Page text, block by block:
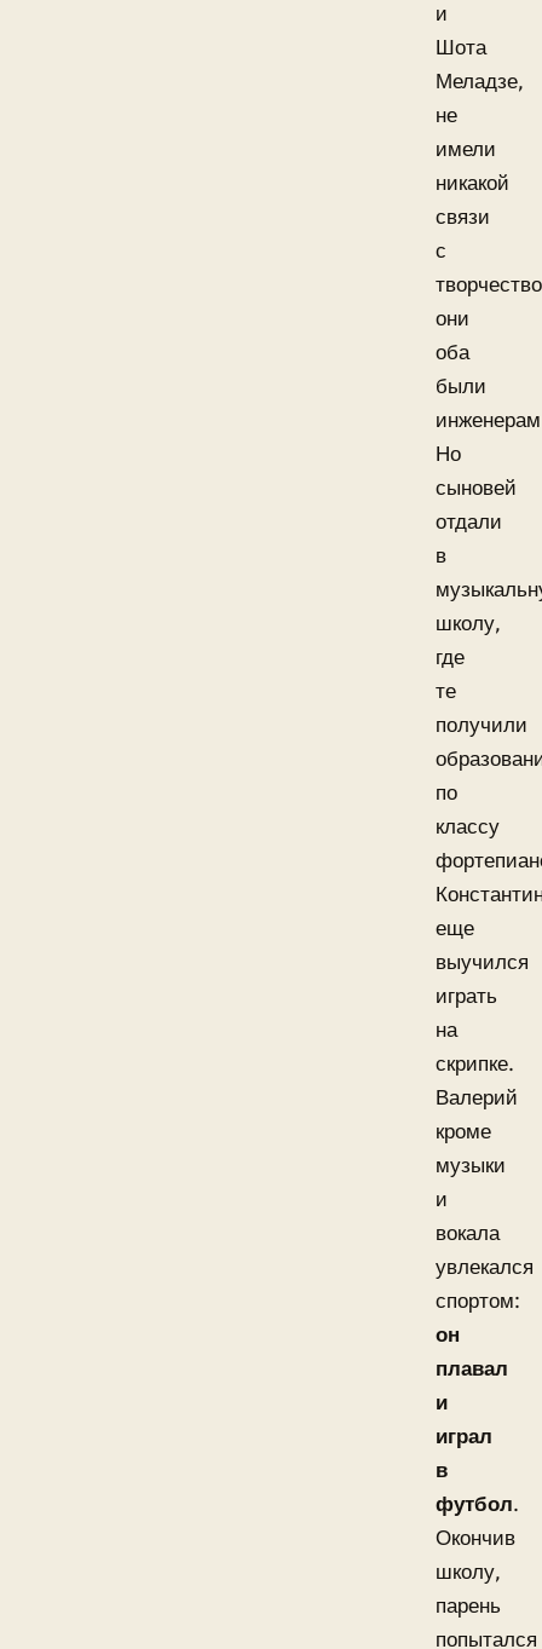
и
Шота
Меладзе,
не
имели
никакой
связи
с
они
оба
были
Но
сыновей
отдали
в
школу,
где
те
получили
по
классу
еще
выучился
играть
на
скрипке.
Валерий
кроме
музыки
и
вокала
увлекался
спортом:
он
плавал
и
играл
в
футбол.
Окончив
школу,
парень
попытался